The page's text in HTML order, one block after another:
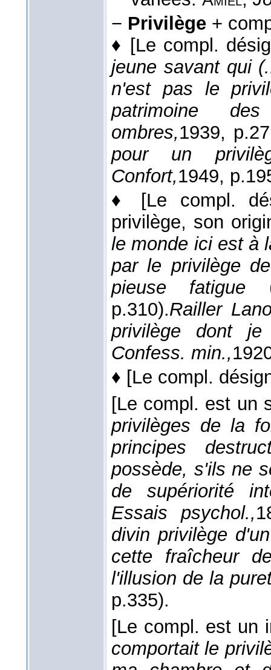
− Privilège +
♦ [Le compl.
jeune savant qui
n'est pas le
patrimoine
ombres,1939,
pour un
Confort,1949,
♦
[Le compl.
privilège, son
le monde ici est à
par le privilège
pieuse fatigue
p.310).Railler
privilège dont
Confess. min.,
♦ [Le compl.
[Le compl. est un
privilèges de la
principes
possède, s'ils ne
de supériorité
Essais psychol.,
divin privilège
cette fraîcheur
l'illusion de la
p.335).
[Le compl. est un
comportait le